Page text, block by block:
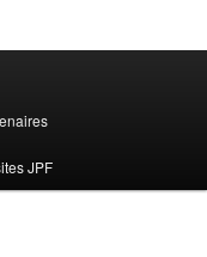
JPF